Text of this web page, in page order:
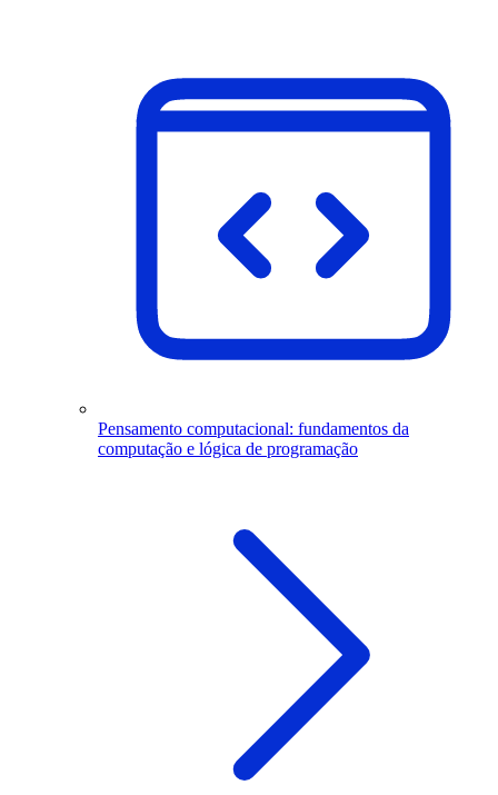
Pensamento computacional: fundamentos da
computação e lógica de programação